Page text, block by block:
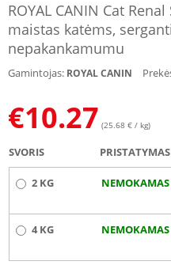
ROYAL CANIN Cat
maistas katėms,
nepakankamumu
Gamintojas: ROYAL CANIN
€10.27 (25.68 € / kg)
SVORIS PRISTATYMAS
2 KG
4 KG